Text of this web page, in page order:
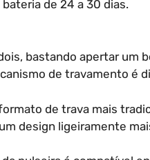
bateria de 24 a 30 dias.
bastando apertar um
de travamento é
de trava mais
design ligeiramente